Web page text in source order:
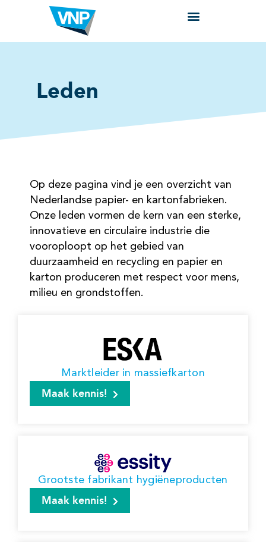
Leden
Op deze pagina vind je een overzicht van
Nederlandse papier- en kartonfabrieken.
Onze leden vormen de kern van een sterke,
innovatieve en circulaire industrie die
vooroploopt op het gebied van
duurzaamheid en recycling en papier en
karton produceren met respect voor mens,
milieu en grondstoffen.
Marktleider in massiefkarton
Maak kennis!
Grootste fabrikant hygiëneproducten
Maak kennis!